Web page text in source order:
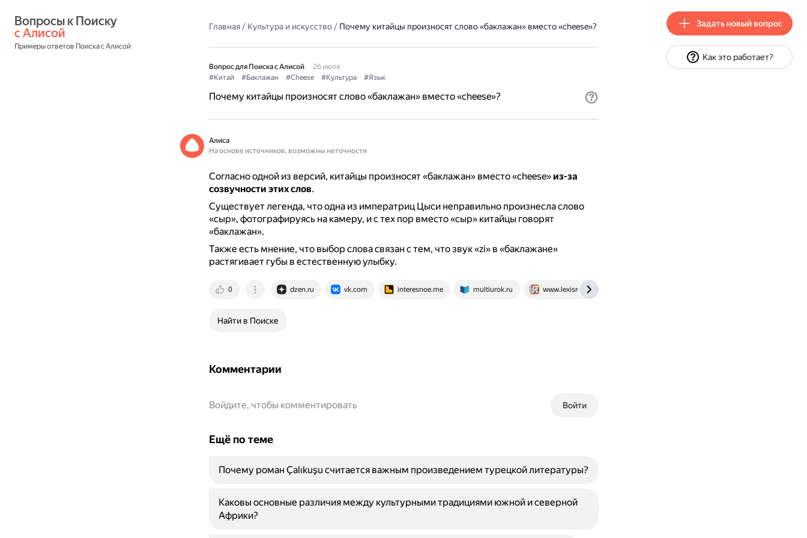
с Алисой
Примеры ответов Поиска с Алисой
Главная/ Культура и искусство/ Почему китайцы произносят слово «баклажан» вместо «cheese»?
Вопрос для Поиска с Алисой
26 июля
#Китай
#Баклажан #Cheese #Культура #Язык
Почему китайцы произносят слово «баклажан» вместо «cheese»?
Алиса
На основе источников, возможны неточности
Согласно одной из версий, китайцы произносят «баклажан» вместо «cheese» из-за
созвучности этих слов.
Существует легенда, что одна из императриц Цыси неправильно произнесла слово
«сыр», фотографируясь на камеру, и с тех пор вместо «сыр» китайцы говорят
«баклажан».
Также есть мнение, что выбор слова связан с тем, что звук «zi» в «баклажане»
растягивает губы в естественную улыбку.
0 dzen.ru vk.com interesnoe.me multiurok.ru www.lexisrex.com
Найти в Поиске
Комментарии
Войти
Войдите, чтобы комментировать
Ещё по теме
Почему роман Çalıkuşu считается важным произведением турецкой литературы?
Каковы основные различия между культурными традициями южной и северной
Африки?
Задать новый вопрос
Как это работает?